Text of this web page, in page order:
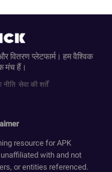
वितरण प्लेटफार्म। हम वैश्विक
मंच हैं।
नीति सेवा की शर्तें
resource for APK
with and not
or entities referenced.